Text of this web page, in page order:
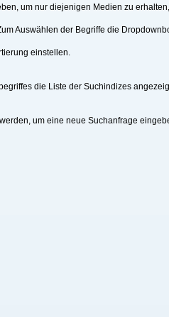
um nur diejenigen Medien zu
Auswählen der Begriffe die
einstellen.
die Liste der Suchindizes
um eine neue Suchanfrage